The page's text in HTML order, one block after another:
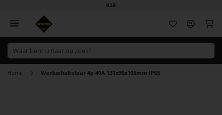
B2B
Home Werkschakelaar 4p 40A 131x96x105mm IP65